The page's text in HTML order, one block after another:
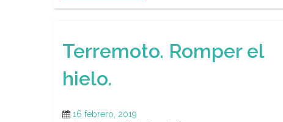
Terremoto. Romper el
hielo.
16 febrero, 2019